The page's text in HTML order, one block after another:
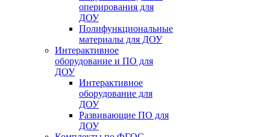
оперирования для
ДОУ
Полифункциональные
материалы для ДОУ
Интерактивное
оборудование и ПО для
ДОУ
Интерактивное
оборудование для
ДОУ
Развивающие ПО для
ДОУ